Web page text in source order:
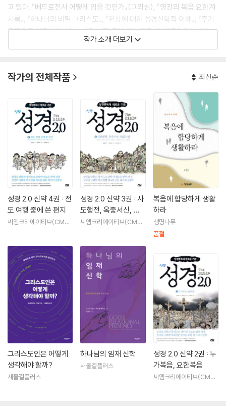
고 있다. 『베드로전서 어떻게 읽을 것인가』(그리심), 『영광의 복음 요한계
시록』, 『하나님의 비밀 그리스도』, 『헌상에 대한 성경신학적 이해』, 『주기
도문으로 기도하기』(이상 생명나무)등을 저술했고, 『NIGTC 요한계시
록』, 『NIGTC 야고보서』, 『NIGTC 로마서』, 『하나님의 임재신학』(이상 새
을 비롯하여 다수의 책을 번역했다.
작가 소개 더보기
작가의 전체작품 최신순
성경 2.0 신약 4권 : 전
도 여행 중에 쓴 편지
씨엠크리에이티브(CMcr
성경 2.0 신약 3권 : 사
도행전, 옥중서신, 목
회서신
씨엠크리에이티브(CMcr
복음에 합당하게 생활
하라
생명나무
품절
그리스도인은 어떻게
생각해야 할까?
새물결플러스
하나님의 임재 신학
새물결플러스
성경 2.0 신약 2권 : 누
가복음, 요한복음
씨엠크리에이티브(CMcr